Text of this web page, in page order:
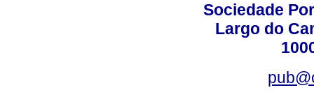
Sociedade
Largo do